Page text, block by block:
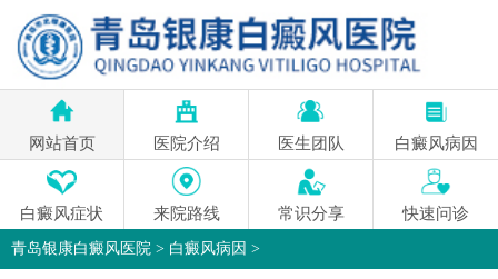
网站首页 医院介绍 医生团队 白癜风病因
白癜风症状 来院路线 常识分享 快速问诊
青岛银康白癜风医院 > 白癜风病因 >